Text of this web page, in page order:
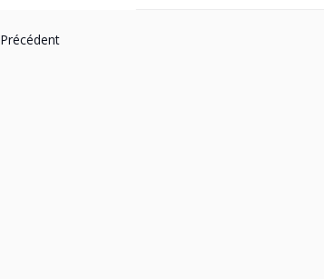
Précédent